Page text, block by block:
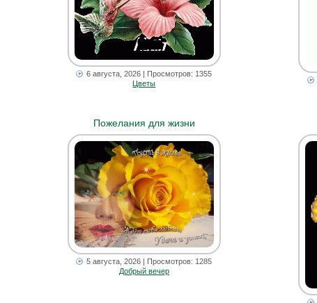
6 августа, 2026 | Просмотров: 1355
Цветы
Пожелания для жизни
5 августа, 2026 | Просмотров: 1285
Добрый вечер